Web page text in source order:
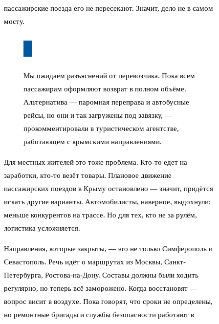
пассажирские поезда его не пересекают. Значит, дело не в самом
мосту.
Мы ожидаем разъяснений от перевозчика. Пока всем
пассажирам оформляют возврат в полном объёме.
Альтернатива — паромная переправа и автобусные
рейсы, но они и так загружены под завязку, —
прокомментировали в туристическом агентстве,
работающем с крымскими направлениями.
Для местных жителей это тоже проблема. Кто-то едет на
заработки, кто-то везёт товары. Плановое движение
пассажирских поездов в Крыму остановлено — значит, придётся
искать другие варианты. Автомобилисты, наверное, выдохнули:
меньше конкурентов на трассе. Но для тех, кто не за рулём,
логистика усложняется.
Направления, которые закрыты, — это не только Симферополь и
Севастополь. Речь идёт о маршрутах из Москвы, Санкт-
Петербурга, Ростова-на-Дону. Составы должны были ходить
регулярно, но теперь всё заморожено. Когда восстановят —
вопрос висит в воздухе. Пока говорят, что сроки не определены,
но ремонтные бригады и службы безопасности работают в